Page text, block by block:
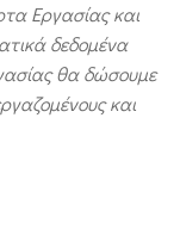
Εργασίας και
δεδομένα
θα δώσουμε
και